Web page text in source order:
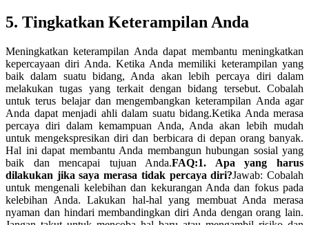
5. Tingkatkan Keterampilan Anda
Meningkatkan keterampilan Anda dapat membantu meningkatkan
kepercayaan diri Anda. Ketika Anda memiliki keterampilan yang
baik dalam suatu bidang, Anda akan lebih percaya diri dalam
melakukan tugas yang terkait dengan bidang tersebut. Cobalah
untuk terus belajar dan mengembangkan keterampilan Anda agar
Anda dapat menjadi ahli dalam suatu bidang.Ketika Anda merasa
percaya diri dalam kemampuan Anda, Anda akan lebih mudah
untuk mengekspresikan diri dan berbicara di depan orang banyak.
Hal ini dapat membantu Anda membangun hubungan sosial yang
baik dan mencapai tujuan Anda.FAQ:1. Apa yang harus
dilakukan jika saya merasa tidak percaya diri?Jawab: Cobalah
untuk mengenali kelebihan dan kekurangan Anda dan fokus pada
kelebihan Anda. Lakukan hal-hal yang membuat Anda merasa
nyaman dan hindari membandingkan diri Anda dengan orang lain.